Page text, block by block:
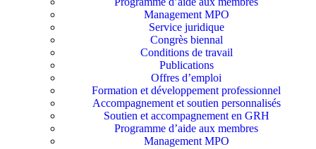
Management MPO
Service juridique
Congrès biennal
Conditions de travail
Publications
Offres d’emploi
Formation et développement professionnel
Accompagnement et soutien personnalisés
Soutien et accompagnement en GRH
Programme d’aide aux membres
Management MPO